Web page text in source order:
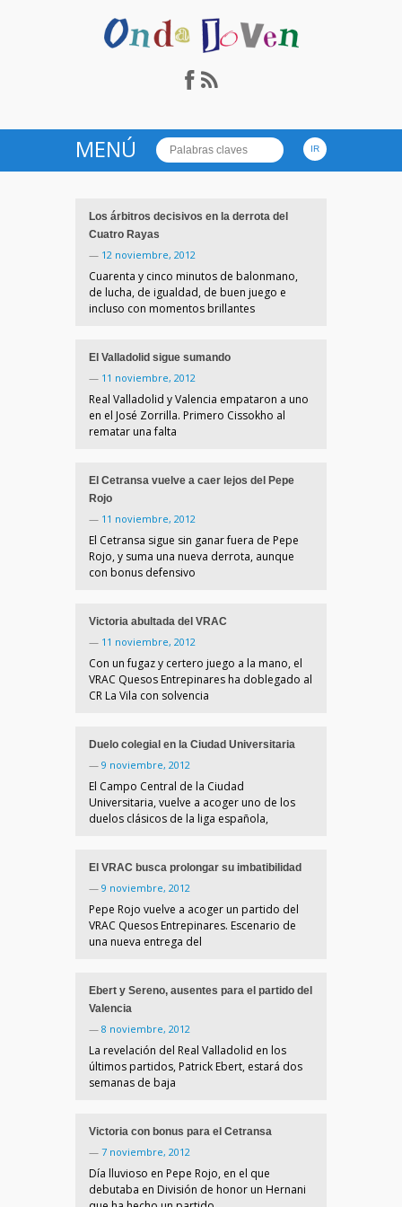
Onda Joven Radio.es
MENÚ
Los árbitros decisivos en la derrota del
Cuatro Rayas
— 12 noviembre, 2012
Cuarenta y cinco minutos de balonmano,
de lucha, de igualdad, de buen juego e
incluso con momentos brillantes
El Valladolid sigue sumando
— 11 noviembre, 2012
Real Valladolid y Valencia empataron a uno
en el José Zorrilla. Primero Cissokho al
rematar una falta
El Cetransa vuelve a caer lejos del Pepe
Rojo
— 11 noviembre, 2012
El Cetransa sigue sin ganar fuera de Pepe
Rojo, y suma una nueva derrota, aunque
con bonus defensivo
Victoria abultada del VRAC
— 11 noviembre, 2012
Con un fugaz y certero juego a la mano, el
VRAC Quesos Entrepinares ha doblegado al
CR La Vila con solvencia
Duelo colegial en la Ciudad Universitaria
— 9 noviembre, 2012
El Campo Central de la Ciudad
Universitaria, vuelve a acoger uno de los
duelos clásicos de la liga española,
El VRAC busca prolongar su imbatibilidad
— 9 noviembre, 2012
Pepe Rojo vuelve a acoger un partido del
VRAC Quesos Entrepinares. Escenario de
una nueva entrega del
Ebert y Sereno, ausentes para el partido del
Valencia
— 8 noviembre, 2012
La revelación del Real Valladolid en los
últimos partidos, Patrick Ebert, estará dos
semanas de baja
Victoria con bonus para el Cetransa
— 7 noviembre, 2012
Día lluvioso en Pepe Rojo, en el que
debutaba en División de honor un Hernani